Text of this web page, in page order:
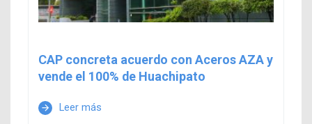
CAP concreta acuerdo con Aceros AZA y
vende el 100% de Huachipato
arrow_forward Leer más